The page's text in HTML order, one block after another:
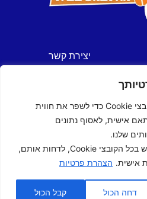
באתר זה אנו משתמשים בקובצי Cookie כדי לשפר את חווית
אישית, לאסוף נתונים
שלנו.
באפשרותך לאשר את השימוש בכל הקובצי Cookie, לדחות אותם,
אישית. הצהרת פרטיות
דחה הכול קבל הכול
יצירת קשר
הצהרת נגישות
מומחי האינטרנט של ישראל